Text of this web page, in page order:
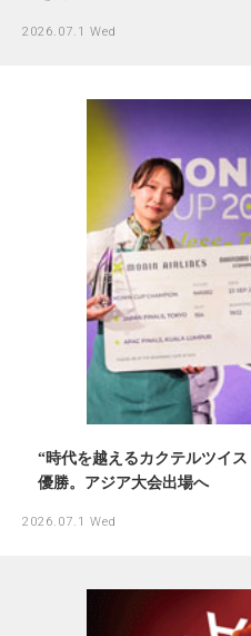
2026.07.1 Wed
“時代を越えるカクテルツイ
優勝。アジア大会出場へ
2026.07.1 Wed